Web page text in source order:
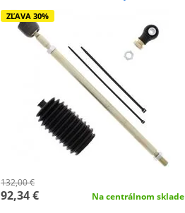
ZĽAVA 30%
132,00 €
92,34 € Na centrálnom sklade